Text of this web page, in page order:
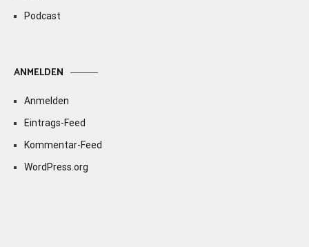
Podcast
ANMELDEN
Anmelden
Eintrags-Feed
Kommentar-Feed
WordPress.org